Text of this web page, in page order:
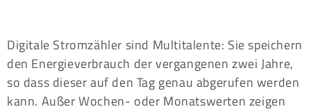
Digitale Stromzähler sind Multitalente: Sie speichern
den Energieverbrauch der vergangenen zwei Jahre,
so dass dieser auf den Tag genau abgerufen werden
kann. Außer Wochen- oder Monatswerten zeigen